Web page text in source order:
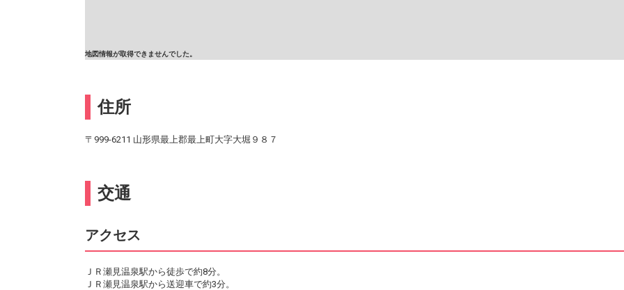
地図情報が取得できませんでした。
住所
〒999-6211 山形県最上郡最上町大字大堀９８７
交通
アクセス
ＪＲ瀬見温泉駅から徒歩で約8分。
ＪＲ瀬見温泉駅から送迎車で約3分。